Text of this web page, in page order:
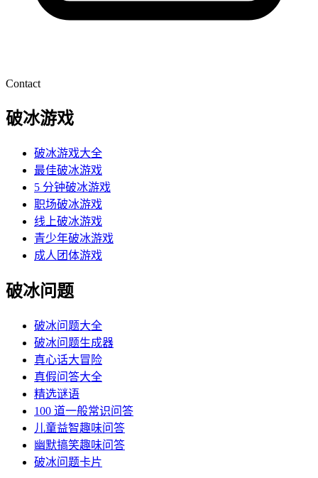
Contact
破冰游戏
破冰游戏大全
最佳破冰游戏
5 分钟破冰游戏
职场破冰游戏
线上破冰游戏
青少年破冰游戏
成人团体游戏
破冰问题
破冰问题大全
破冰问题生成器
真心话大冒险
真假问答大全
精选谜语
100 道一般常识问答
儿童益智趣味问答
幽默搞笑趣味问答
破冰问题卡片